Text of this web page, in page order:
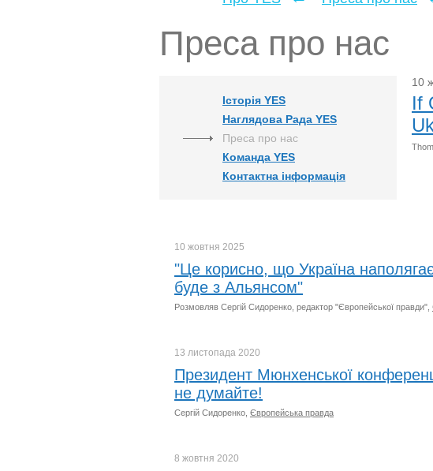
Преса про нас
Історія YES
Наглядова Рада YES
Преса про нас
Команда YES
Контактна інформація
10
If
10 жовтня 2025
"Це корисно, що Україна
буде з Альянсом"
Розмовляв Сергій Сидоренко, редактор "Європейської правди",
13 листопада 2020
Президент Мюнхенської
не думайте!
Сергій Сидоренко, Європейська правда
8 жовтня 2020